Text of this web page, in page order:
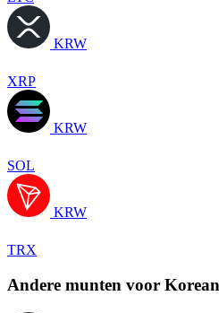
KRW
XRP
KRW
SOL
KRW
TRX
Andere munten voor